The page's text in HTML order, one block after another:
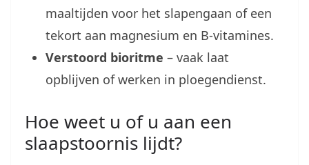
maaltijden voor het slapengaan of een
tekort aan magnesium en B-vitamines.
Verstoord bioritme – vaak laat
opblijven of werken in ploegendienst.
Hoe weet u of u aan een
slaapstoornis lijdt?